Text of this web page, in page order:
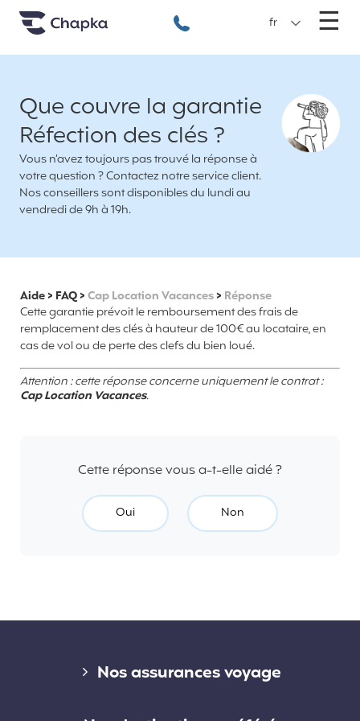
Chapka Assurances Voyages
+33 1 74 85 50 50
fr ☰
Que couvre la garantie
Réfection des clés ?
Vous n’avez toujours pas trouvé la réponse à
votre question ? Contactez notre service client.
Nos conseillers sont disponibles du lundi au
vendredi de 9h à 19h.
Aide> FAQ>Cap Location Vacances> Réponse
Cette garantie prévoit le remboursement des frais de
remplacement des clés à hauteur de 100€ au locataire, en
cas de vol ou de perte des clefs du bien loué.
Attention : cette réponse concerne uniquement le contrat :
Cap Location Vacances.
Cette réponse vous a-t-elle aidé ?
Oui Non
Nos assurances voyage
Assurance voyage courte durée